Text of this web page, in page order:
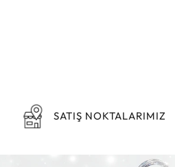
SATIŞ NOKTALARIMIZ